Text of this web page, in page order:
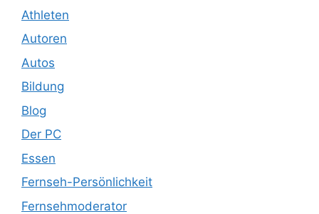
Athleten
Autoren
Autos
Bildung
Blog
Der PC
Essen
Fernseh-Persönlichkeit
Fernsehmoderator